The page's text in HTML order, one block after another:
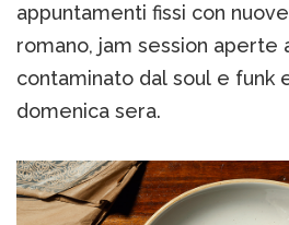
appuntamenti fissi con
romano, jam session aperte
contaminato dal soul e funk
domenica sera.